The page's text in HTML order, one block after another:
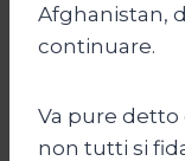
Afghanistan,
continuare.
Va pure detto
non tutti si